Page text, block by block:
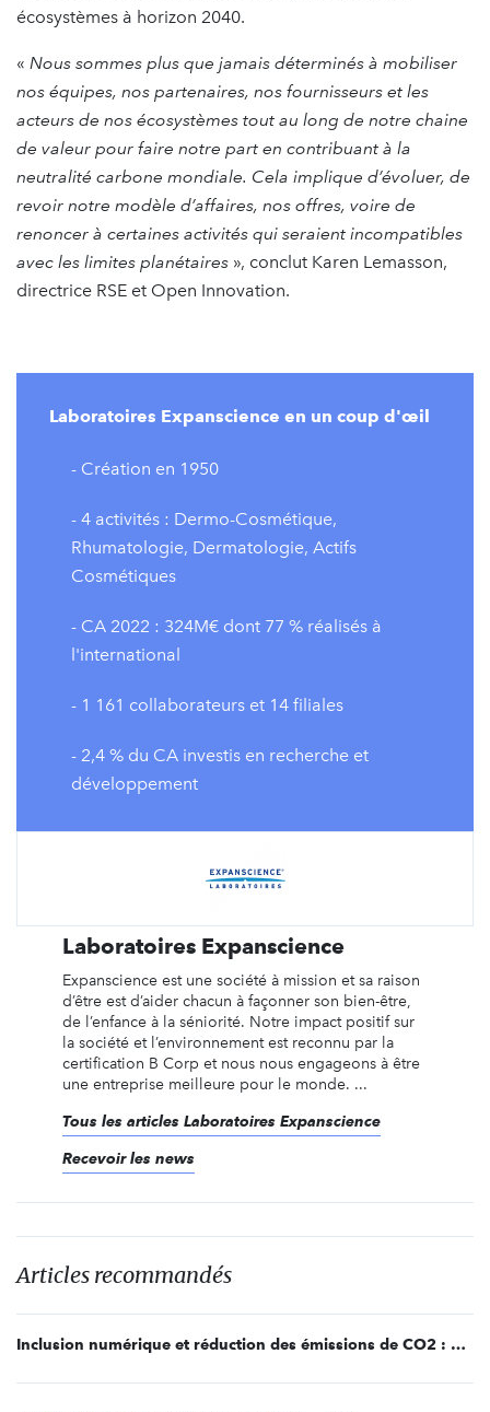
écosystèmes à horizon 2040.
« Nous sommes plus que jamais déterminés à mobiliser
nos équipes, nos partenaires, nos fournisseurs et les
acteurs de nos écosystèmes tout au long de notre chaine
de valeur pour faire notre part en contribuant à la
neutralité carbone mondiale. Cela implique d’évoluer, de
revoir notre modèle d’affaires, nos offres, voire de
renoncer à certaines activités qui seraient incompatibles
avec les limites planétaires », conclut Karen Lemasson,
directrice RSE et Open Innovation.
Laboratoires Expanscience en un coup d'œil
- Création en 1950
- 4 activités : Dermo-Cosmétique,
Rhumatologie, Dermatologie, Actifs
Cosmétiques
- CA 2022 : 324M€ dont 77 % réalisés à
l'international
- 1 161 collaborateurs et 14 filiales
- 2,4 % du CA investis en recherche et
développement
Laboratoires Expanscience
Expanscience est une société à mission et sa raison
d’être est d’aider chacun à façonner son bien-être,
de l’enfance à la séniorité. Notre impact positif sur
la société et l’environnement est reconnu par la
certification B Corp et nous nous engageons à être
une entreprise meilleure pour le monde. ...
Tous les articles Laboratoires Expanscience
Recevoir les news
Articles recommandés
Inclusion numérique et réduction des émissions de CO2 : Expanscience lance un site web éco-conçu et accessible